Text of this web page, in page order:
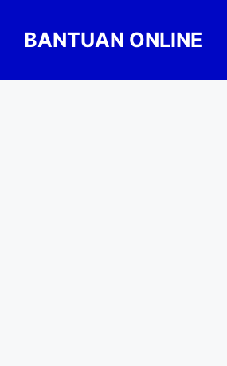
contentBANTUAN ONLINE